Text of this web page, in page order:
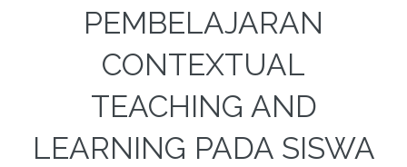
PEMBELAJARAN
CONTEXTUAL
TEACHING AND
LEARNING PADA SISWA